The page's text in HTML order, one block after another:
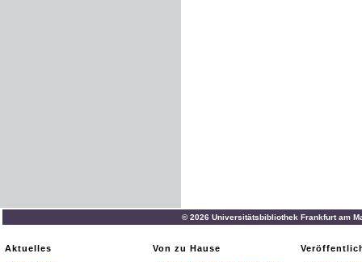
© 2026 Universitätsbibliothek Frankfurt am
Aktuelles
Von zu Hause